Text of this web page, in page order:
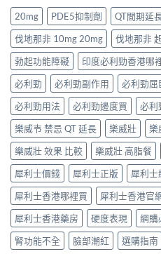
鑑
別
指
南〉
中
網
購
選
購
指
南〉
與
網
購
正
貨
渠
比
較〉
中
攻
略：
Priligy
藥
房
與
購
正
貨
渠
道
比
較〉
中
價
錢
香
港
全
攻
略：
Cialis
20mg
藥
房
與
網
購
價
格
比
較〉
中
20mg PDE5抑制劑 QT間期延
伐地那非 10mg 20mg
伐地那非
勃起功能障礙
印度必利勁香港哪
必利勁
必利勁副作用 必利勁屈
必利勁用法
必利勁邊度買 必利
樂威壭 禁忌 QT 延長
樂威壯
樂
樂威壯 效果 比較
樂威壯 高脂餐
犀利士價錢
犀利士正版 犀利士
犀利士香港哪裡買
犀利士香港官
犀利士香港藥房
硬度表現 網購
腎功能不全
臉部潮紅 選購指南